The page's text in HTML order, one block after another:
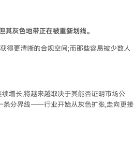
其灰色地带正在被重新划线。
得更清晰的合规空间;而那些容易被少数人
增长,将越来越取决于其能否证明市场公
条分界线——行业开始从灰色扩张,走向更接